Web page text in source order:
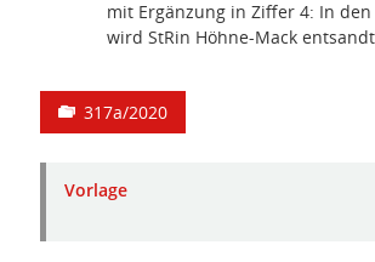
mit Ergänzung in Ziffer 4: In
wird StRin Höhne-Mack entsandt.
317a/2020
Vorlage